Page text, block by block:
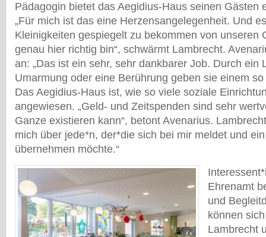
Pädagogin bietet das Aegidius-Haus seinen Gästen
„Für mich ist das eine Herzensangelegenheit. Und
Kleinigkeiten gespiegelt zu bekommen von unseren
genau hier richtig bin“, schwärmt Lambrecht.
an: „Das ist ein sehr, sehr dankbarer Job. Durch ein
Umarmung oder eine Berührung geben sie einem so
Das Aegidius-Haus ist, wie so viele soziale
angewiesen. „Geld- und Zeitspenden sind sehr
Ganze existieren kann“, betont Avenarius.
mich über jede*n, der*die sich bei mir meldet und
übernehmen möchte.“
Ehrenamt
und
können
Lambrecht